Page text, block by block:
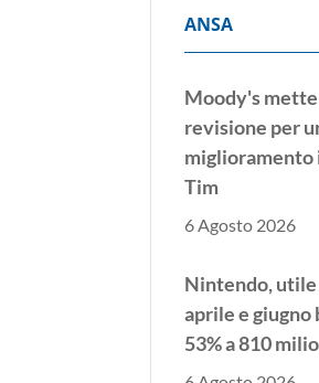
ANSA
Moody's
revisione per
miglioramento
Tim
6 Agosto 2026
Nintendo,
aprile e giugno
53% a 810
6 Agosto 2026